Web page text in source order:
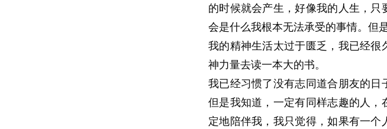
的时候就会产生，好像我的人生，
会是什么我根本无法承受的事情。但
我的精神生活太过于匮乏，我已经
神力量去读一本大的书。
我已经习惯了没有志同道合朋友的日
但是我知道，一定有同样志趣的人
定地陪伴我，我只觉得，如果有一